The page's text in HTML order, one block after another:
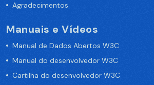
Agradecimentos
Manuais e Vídeos
Manual de Dados Abertos W3C
Manual do desenvolvedor W3C
Cartilha do desenvolvedor W3C